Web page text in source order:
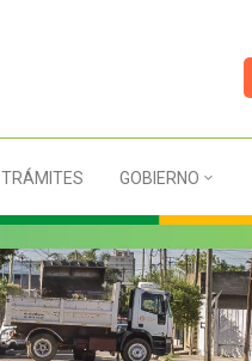
TRÁMITES GOBIERNO